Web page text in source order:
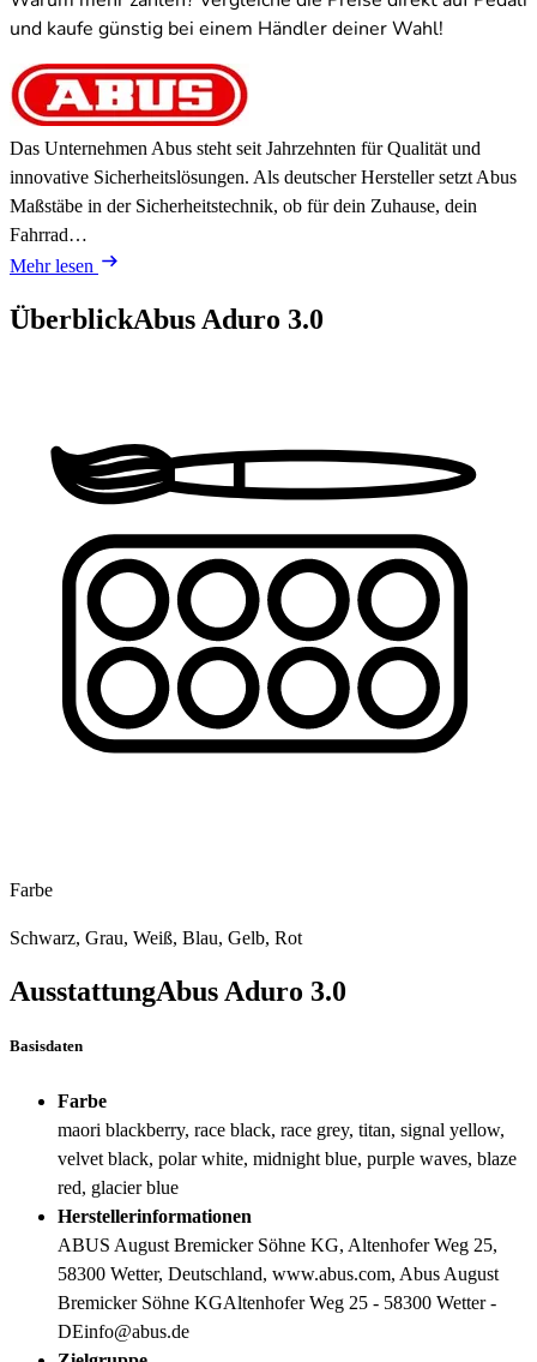
und kaufe günstig bei einem Händler deiner Wahl!
Das Unternehmen Abus steht seit Jahrzehnten für Qualität und
innovative Sicherheitslösungen. Als deutscher Hersteller setzt Abus
Maßstäbe in der Sicherheitstechnik, ob für dein Zuhause, dein
Fahrrad…
Mehr lesen
ÜberblickAbus Aduro 3.0
Farbe
Schwarz, Grau, Weiß, Blau, Gelb, Rot
AusstattungAbus Aduro 3.0
Basisdaten
Farbe
maori blackberry, race black, race grey, titan, signal yellow,
velvet black, polar white, midnight blue, purple waves, blaze
red, glacier blue
Herstellerinformationen
ABUS August Bremicker Söhne KG, Altenhofer Weg 25,
58300 Wetter, Deutschland, www.abus.com, Abus August
Bremicker Söhne KGAltenhofer Weg 25 - 58300 Wetter -
DEinfo@abus.de